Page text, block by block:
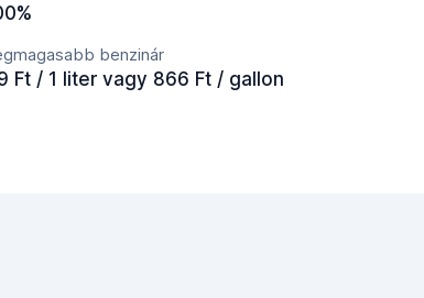
benzinár
Ft / 1 liter vagy 866 Ft / gallon